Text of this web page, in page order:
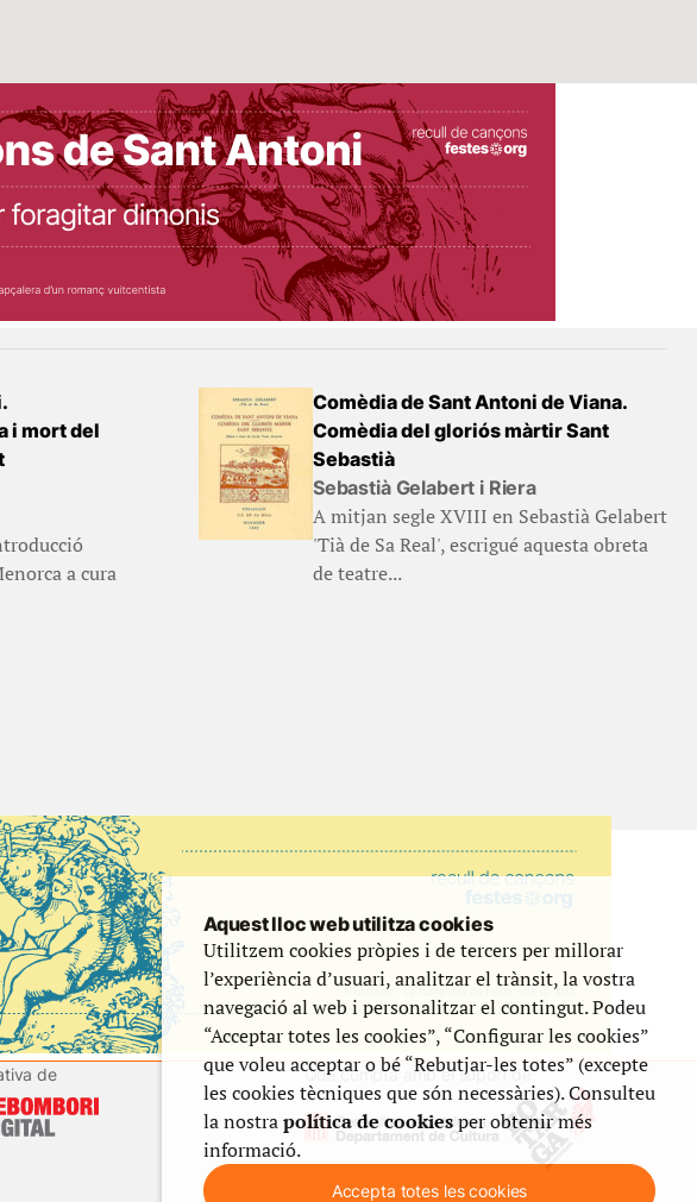
i mort del
a cura
Comèdia de Sant Antoni de Viana.
Comèdia del gloriós màrtir Sant
Sebastià
Sebastià Gelabert i Riera
A mitjan segle XVIII en Sebastià Gelabert
'Tià de Sa Real', escrigué aquesta obreta
de teatre...
de Que compta amb el suport de
Aquest lloc web utilitza cookies
Utilitzem cookies pròpies i de tercers per millorar
l’experiència d’usuari, analitzar el trànsit, la vostra
navegació al web i personalitzar el contingut. Podeu
“Acceptar totes les cookies”, “Configurar les cookies”
que voleu acceptar o bé “Rebutjar-les totes” (excepte
les cookies tècniques que són necessàries). Consulteu
la nostrapolítica de cookiesper obtenir més
informació.
Accepta totes les cookies